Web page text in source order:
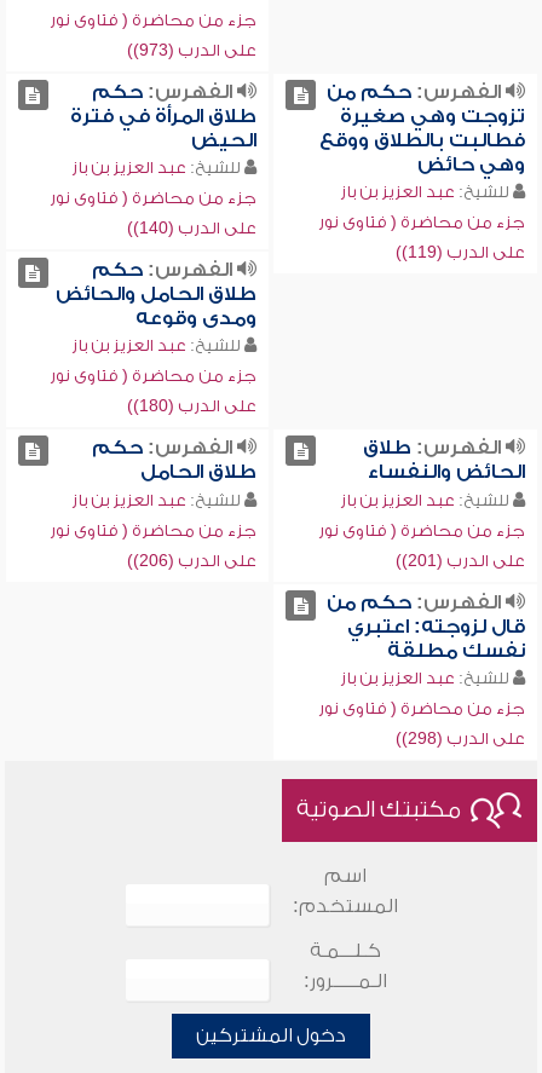
جزء من محاضرة ( فتاوى نور
على الدرب (973))
الفهرس:حكم من
تزوجت وهي صغيرة
فطالبت بالطلاق ووقع
وهي حائض
للشيخ: عبد العزيز بن باز
جزء من محاضرة ( فتاوى نور
على الدرب (119))
الفهرس:حكم
طلاق المرأة في فترة
الحيض
للشيخ: عبد العزيز بن باز
جزء من محاضرة ( فتاوى نور
على الدرب (140))
الفهرس:حكم
طلاق الحامل والحائض
ومدى وقوعه
للشيخ: عبد العزيز بن باز
جزء من محاضرة ( فتاوى نور
على الدرب (180))
الفهرس: طلاق
الحائض والنفساء
للشيخ: عبد العزيز بن باز
جزء من محاضرة ( فتاوى نور
على الدرب (201))
الفهرس:حكم
طلاق الحامل
للشيخ: عبد العزيز بن باز
جزء من محاضرة ( فتاوى نور
على الدرب (206))
الفهرس:حكم من
قال لزوجته: اعتبري
نفسك مطلقة
للشيخ: عبد العزيز بن باز
جزء من محاضرة ( فتاوى نور
على الدرب (298))
مكتبتك الصوتية
اسم
المستخدم:
كـلـــمـة
الـمـــــرور:
دخول المشتركين